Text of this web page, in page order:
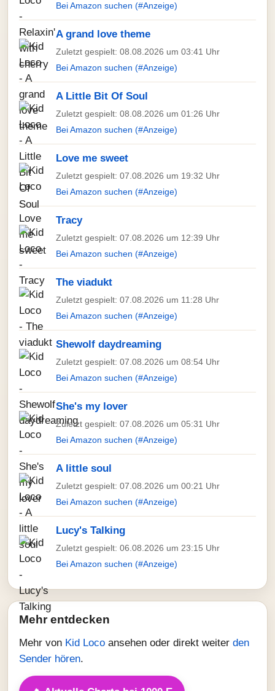
Bei Amazon suchen (#Anzeige)
A grand love theme
Zuletzt gespielt: 08.08.2026 um 03:41 Uhr
Bei Amazon suchen (#Anzeige)
A Little Bit Of Soul
Zuletzt gespielt: 08.08.2026 um 01:26 Uhr
Bei Amazon suchen (#Anzeige)
Love me sweet
Zuletzt gespielt: 07.08.2026 um 19:32 Uhr
Bei Amazon suchen (#Anzeige)
Tracy
Zuletzt gespielt: 07.08.2026 um 12:39 Uhr
Bei Amazon suchen (#Anzeige)
The viadukt
Zuletzt gespielt: 07.08.2026 um 11:28 Uhr
Bei Amazon suchen (#Anzeige)
Shewolf daydreaming
Zuletzt gespielt: 07.08.2026 um 08:54 Uhr
Bei Amazon suchen (#Anzeige)
She's my lover
Zuletzt gespielt: 07.08.2026 um 05:31 Uhr
Bei Amazon suchen (#Anzeige)
A little soul
Zuletzt gespielt: 07.08.2026 um 00:21 Uhr
Bei Amazon suchen (#Anzeige)
Lucy's Talking
Zuletzt gespielt: 06.08.2026 um 23:15 Uhr
Bei Amazon suchen (#Anzeige)
Mehr entdecken
Mehr von Kid Loco ansehen oder direkt weiter den
Sender hören.